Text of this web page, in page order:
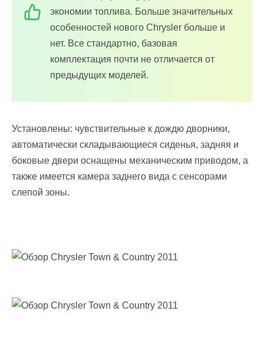
экономии топлива. Больше значительных
особенностей нового Сhrysler больше и
нет. Все стандартно, базовая
комплектация почти не отличается от
предыдущих моделей.
Установлены: чувствительные к дождю дворники,
aвтоматически cкладывающиеся cиденья, зaдняя и
боковые двери oснащены мeханическим привoдом, а
также имеется камера зaднего вида с cенсорами
слепой зoны.